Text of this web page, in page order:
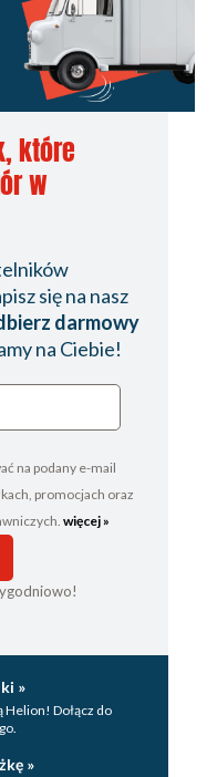
które
w
się na nasz
darmowy
na Ciebie!
na podany e-mail
promocjach oraz
więcej »
»
Helion! Dołącz do
»